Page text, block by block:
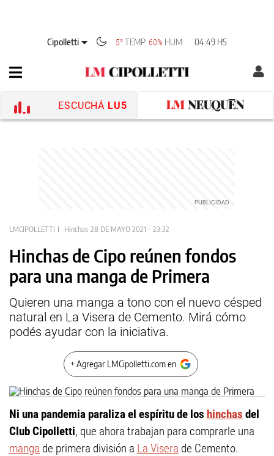
Cipolletti 5° TEMP 60% HUM 04:49 HS
ESCUCHÁ LU5
LMCIPOLLETTI Hinchas 28 DE MAYO 2021 - 23:32
Hinchas de Cipo reúnen fondos
para una manga de Primera
Quieren una manga a tono con el nuevo césped
natural en La Visera de Cemento. Mirá cómo
podés ayudar con la iniciativa.
+ Agregar LMCipolletti.com en
Ni una pandemia paraliza el espíritu de los hinchas del
Club Cipolletti, que ahora trabajan para comprarle una
manga de primera división a La Visera de Cemento.